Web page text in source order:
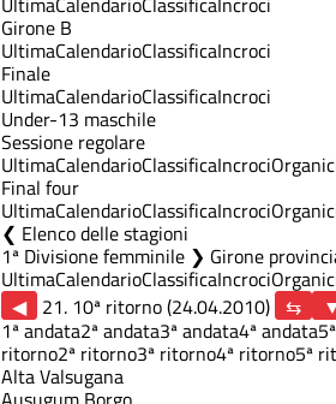
Girone B
UltimaCalendarioClassificaIncroci
Finale
UltimaCalendarioClassificaIncroci
Under-13 maschile
Sessione regolare
UltimaCalendarioClassificaIncroci
Final four
UltimaCalendarioClassificaIncroci
Elenco delle stagioni
1ª Divisione femminile ❯ Girone
UltimaCalendarioClassificaIncroci
◀ 21. 10ª ritorno (24.04.2010)
1ª andata2ª andata3ª andata4ª andata
ritorno2ª ritorno3ª ritorno4ª ritorno5ª
Alta Valsugana